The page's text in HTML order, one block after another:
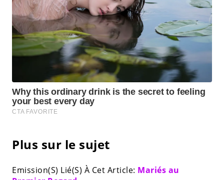
Plus sur le sujet
Emission(S) Lié(S) À Cet Article: Mariés au